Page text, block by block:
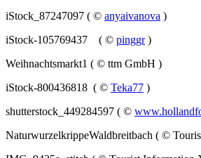
iStock_87247097 ( © anyaivanova )
iStock-105769437 ( © pinggr)
Weihnachtsmarkt1 ( © ttm GmbH )
iStock-800436818 ( © Teka77 )
shutterstock_449284597 ( ©
NaturwurzelkrippeWaldbreitbach ( ©